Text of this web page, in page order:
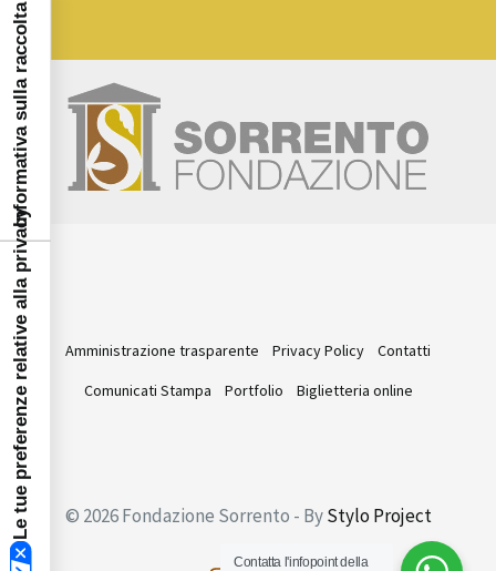
Amministrazione trasparente Privacy Policy
Contatti
Comunicati Stampa
Portfolio Biglietteria online
© 2026 Fondazione Sorrento - ByStylo Project
Contatta l'infopoint della
Le tue preferenze relative alla privacy
Informativa sulla raccolta